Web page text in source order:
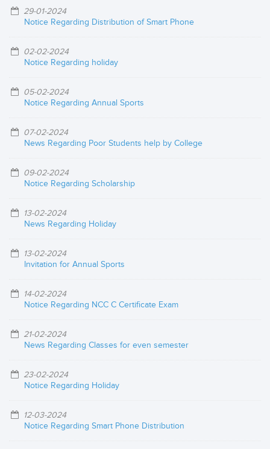
29-01-2024
Notice Regarding Distribution of Smart Phone
02-02-2024
Notice Regarding holiday
05-02-2024
Notice Regarding Annual Sports
07-02-2024
News Regarding Poor Students help by College
09-02-2024
Notice Regarding Scholarship
13-02-2024
News Regarding Holiday
13-02-2024
Invitation for Annual Sports
14-02-2024
Notice Regarding NCC C Certificate Exam
21-02-2024
News Regarding Classes for even semester
23-02-2024
Notice Regarding Holiday
12-03-2024
Notice Regarding Smart Phone Distribution